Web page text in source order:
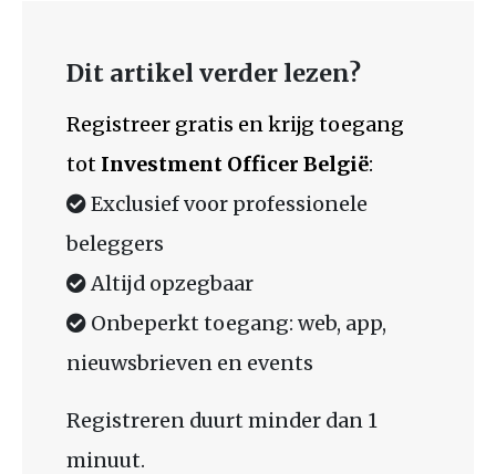
Dit artikel verder lezen?
Registreer gratis en krijg toegang
tot Investment Officer België:
Exclusief voor professionele
beleggers
Altijd opzegbaar
Onbeperkt toegang: web, app,
nieuwsbrieven en events
Registreren duurt minder dan 1
minuut.